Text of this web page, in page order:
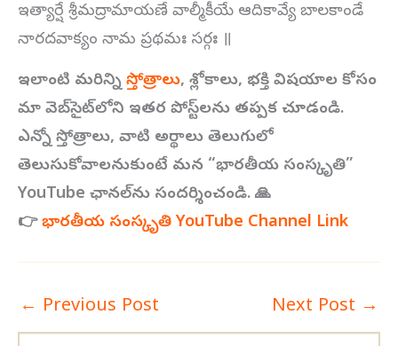
ఇత్యార్షే శ్రీమద్రామాయణే వాల్మీకీయే ఆదికావ్యే బాలకాండే
నారదవాక్యం నామ ప్రథమః సర్గః ॥
ఇలాంటి మరిన్ని స్తోత్రాలు, శ్లోకాలు, భక్తి విషయాల కోసం
మా వెబ్‌సైట్‌లోని ఇతర పోస్ట్‌లను తప్పక చూడండి.
ఎన్నో స్తోత్రాలు, వాటి అర్థాలు తెలుగులో
తెలుసుకోవాలనుకుంటే మన “భారతీయ సంస్కృతి”
YouTube ఛానల్‌ను సందర్శించండి. 🙏
👉భారతీయ సంస్కృతి YouTube Channel Link
← Previous Post Next Post →